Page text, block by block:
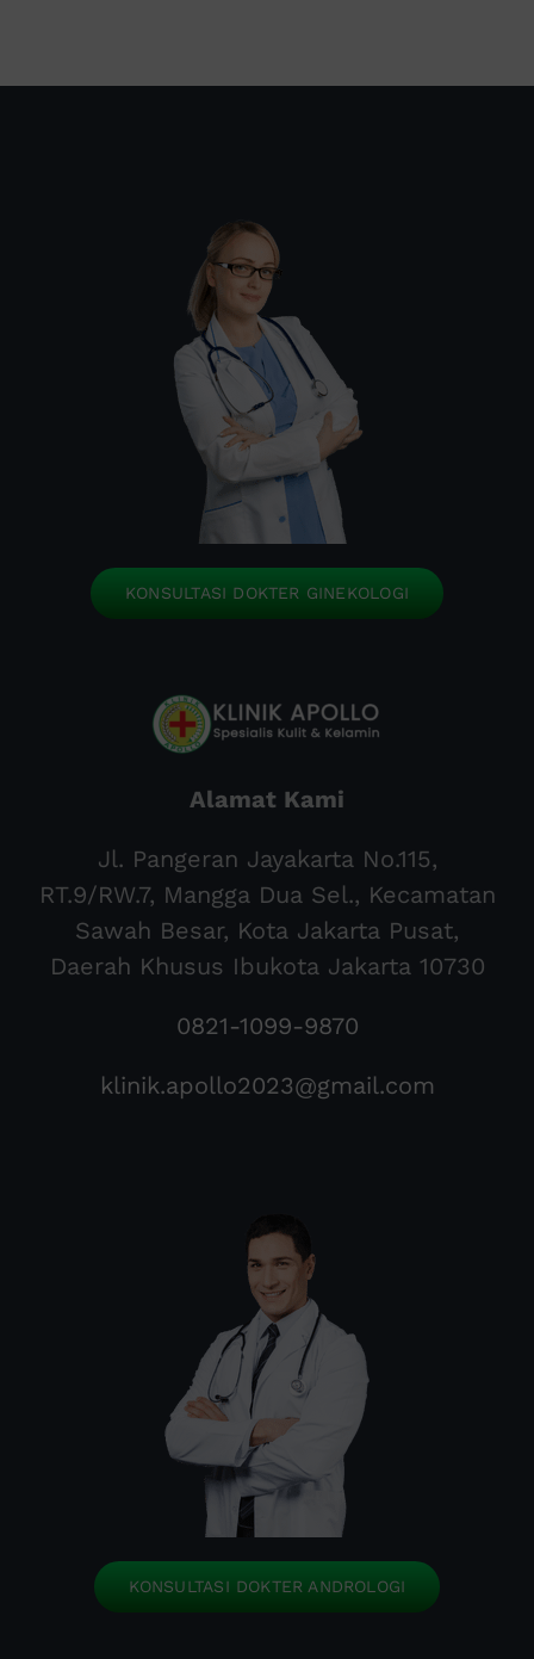
KONSULTASI DOKTER GINEKOLOGI
Alamat Kami
Jl. Pangeran Jayakarta No.115,
RT.9/RW.7, Mangga Dua Sel., Kecamatan
Sawah Besar, Kota Jakarta Pusat,
Daerah Khusus Ibukota Jakarta 10730
0821-1099-9870
klinik.apollo2023@gmail.com
KONSULTASI DOKTER ANDROLOGI